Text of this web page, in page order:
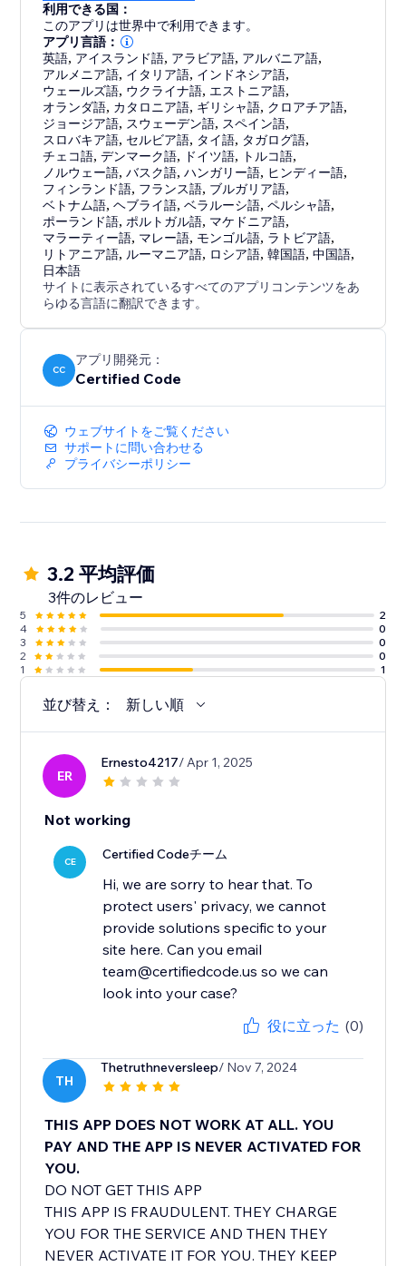
利用できる国：
このアプリは世界中で利用できます。
アプリ言語：
英語, アイスランド語, アラビア語, アルバニア語,
アルメニア語, イタリア語, インドネシア語,
ウェールズ語, ウクライナ語, エストニア語,
オランダ語, カタロニア語, ギリシャ語, クロアチア語,
ジョージア語, スウェーデン語, スペイン語,
スロバキア語, セルビア語, タイ語, タガログ語,
チェコ語,デンマーク語, ドイツ語, トルコ語,
ノルウェー語,バスク語,ハンガリー語, ヒンディー語,
フィンランド語, フランス語, ブルガリア語,
ベトナム語,ヘブライ語,ベラルーシ語,ペルシャ語,
ポーランド語, ポルトガル語, マケドニア語,
マラーティー語, マレー語, モンゴル語, ラトビア語,
リトアニア語, ルーマニア語, ロシア語,韓国語,中国語,
日本語
サイトに表示されているすべてのアプリコンテンツをあ
らゆる言語に翻訳できます。
CC
アプリ開発元：
Certified Code
ウェブサイトをご覧ください
サポートに問い合わせる
プライバシーポリシー
3.2 平均評価
3件のレビュー
5
2
4
0
3
0
2
0
1
1
並び替え： 新しい順
ER
Ernesto4217/ Apr 1, 2025
Not working
CE Certified Codeチーム
Hi, we are sorry to hear that. To
protect users' privacy, we cannot
provide solutions specific to your
site here. Can you email
team@certifiedcode.us so we can
look into your case?
役に立った (0)
TH
Thetruthneversleep/ Nov 7, 2024
THIS APP DOES NOT WORK AT ALL. YOU
PAY AND THE APP IS NEVER ACTIVATED FOR
YOU.
DO NOT GET THIS APP
THIS APP IS FRAUDULENT. THEY CHARGE
YOU FOR THE SERVICE AND THEN THEY
NEVER ACTIVATE IT FOR YOU. THEY KEEP